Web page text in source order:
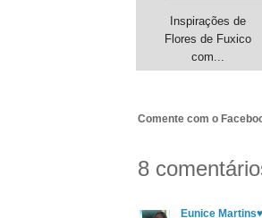
Inspirações de
Flores de Fuxico
com...
Comente com o
8
Eunice Martins♥